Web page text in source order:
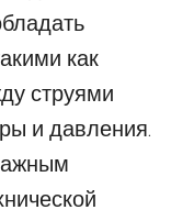
как
струями
и давления.